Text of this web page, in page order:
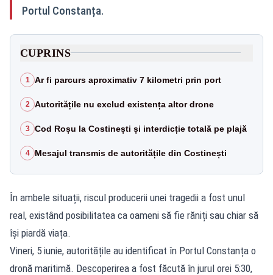
Portul Constanța.
CUPRINS
1 Ar fi parcurs aproximativ 7 kilometri prin port
2 Autoritățile nu exclud existența altor drone
3 Cod Roșu la Costinești și interdicție totală pe plajă
4 Mesajul transmis de autoritățile din Costinești
În ambele situații, riscul producerii unei tragedii a fost unul
real, existând posibilitatea ca oameni să fie răniți sau chiar să
își piardă viața.
Vineri, 5 iunie, autoritățile au identificat în Portul Constanța o
dronă maritimă. Descoperirea a fost făcută în jurul orei 5:30,